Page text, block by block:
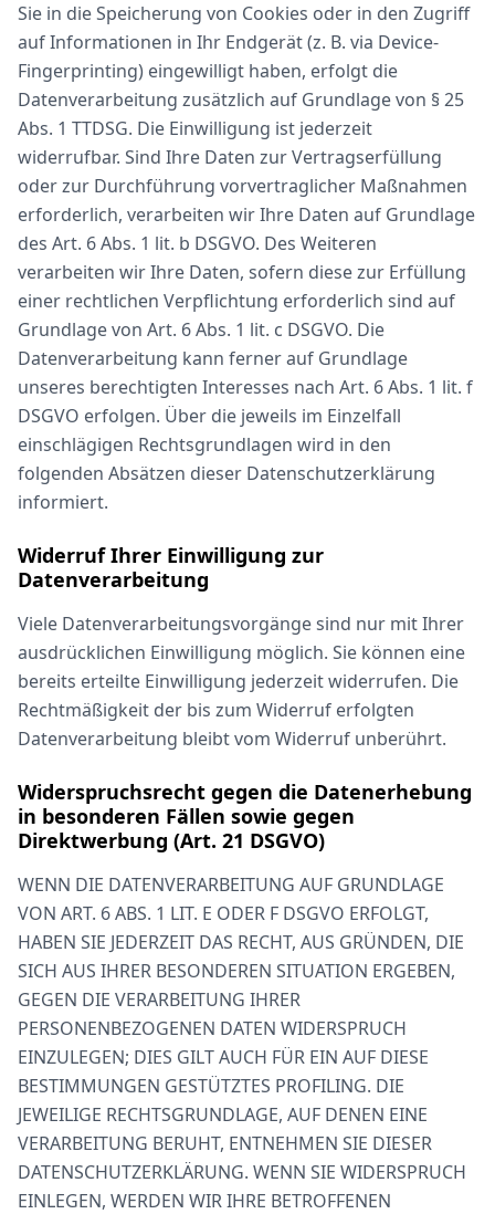
Sie in die Speicherung von Cookies oder in den Zugriff
auf Informationen in Ihr Endgerät (z. B. via Device-
Fingerprinting) eingewilligt haben, erfolgt die
Datenverarbeitung zusätzlich auf Grundlage von § 25
Abs. 1 TTDSG. Die Einwilligung ist jederzeit
widerrufbar. Sind Ihre Daten zur Vertragserfüllung
oder zur Durchführung vorvertraglicher Maßnahmen
erforderlich, verarbeiten wir Ihre Daten auf Grundlage
des Art. 6 Abs. 1 lit. b DSGVO. Des Weiteren
verarbeiten wir Ihre Daten, sofern diese zur Erfüllung
einer rechtlichen Verpflichtung erforderlich sind auf
Grundlage von Art. 6 Abs. 1 lit. c DSGVO. Die
Datenverarbeitung kann ferner auf Grundlage
unseres berechtigten Interesses nach Art. 6 Abs. 1 lit. f
DSGVO erfolgen. Über die jeweils im Einzelfall
einschlägigen Rechtsgrundlagen wird in den
folgenden Absätzen dieser Datenschutzerklärung
informiert.
Widerruf Ihrer Einwilligung zur
Datenverarbeitung
Viele Datenverarbeitungsvorgänge sind nur mit Ihrer
ausdrücklichen Einwilligung möglich. Sie können eine
bereits erteilte Einwilligung jederzeit widerrufen. Die
Rechtmäßigkeit der bis zum Widerruf erfolgten
Datenverarbeitung bleibt vom Widerruf unberührt.
Widerspruchsrecht gegen die Datenerhebung
in besonderen Fällen sowie gegen
Direktwerbung (Art. 21 DSGVO)
WENN DIE DATENVERARBEITUNG AUF GRUNDLAGE
VON ART. 6 ABS. 1 LIT. E ODER F DSGVO ERFOLGT,
HABEN SIE JEDERZEIT DAS RECHT, AUS GRÜNDEN, DIE
SICH AUS IHRER BESONDEREN SITUATION ERGEBEN,
GEGEN DIE VERARBEITUNG IHRER
PERSONENBEZOGENEN DATEN WIDERSPRUCH
EINZULEGEN; DIES GILT AUCH FÜR EIN AUF DIESE
BESTIMMUNGEN GESTÜTZTES PROFILING. DIE
JEWEILIGE RECHTSGRUNDLAGE, AUF DENEN EINE
VERARBEITUNG BERUHT, ENTNEHMEN SIE DIESER
DATENSCHUTZERKLÄRUNG. WENN SIE WIDERSPRUCH
EINLEGEN, WERDEN WIR IHRE BETROFFENEN